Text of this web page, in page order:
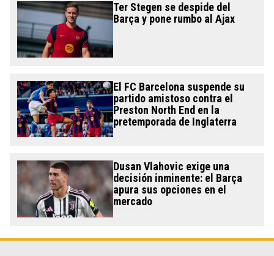
Ter Stegen se despide del
Barça y pone rumbo al Ajax
El FC Barcelona suspende su
partido amistoso contra el
Preston North End en la
pretemporada de Inglaterra
Dusan Vlahovic exige una
decisión inminente: el Barça
apura sus opciones en el
mercado